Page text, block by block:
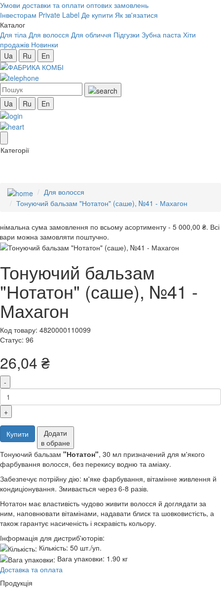
Умови доставки та оплати оптових замовлень
Інвесторам Private Label Де купити Як зв'язатися
Каталог
Для тіла Для волосся Для обличчя Підгузки Зубна паста Хіти
продажів Новинки
Ua
Ru En
Ua Ru En
Категорії
Для волосся
Тонуючий бальзам "Нотатон" (саше), №41 - Махагон
сума замовлення по всьому асортименту - 5 000,00 ₴. Всі
можна замовляти поштучно.
Тонуючий бальзам
"Нотатон" (саше), №41 -
Махагон
Код товару: 4820000110099
Статус: 96
26,04 ₴
-
+
Купити
Додати
в обране
Тонуючий бальзам "Нотатон", 30 мл призначений для м'якого
фарбування волосся, без перекису водню та аміаку.
Забезпечує потрійну дію: м'яке фарбування, вітамінне живлення й
кондиціонування. Змивається через 6-8 разів.
Нотатон має властивість чудово живити волосся й доглядати за
ним, наповнювати вітамінами, надавати блиск та шовковистість, а
також гарантує насиченість і яскравість кольору.
Інформація для дистриб'юторів:
Кількість: 50 шт./уп.
Вага упаковки: 1.90 кг
Доставка та оплата
Продукція